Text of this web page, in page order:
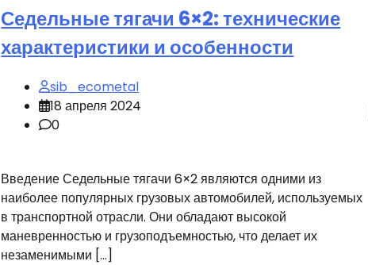
Седельные тягачи 6×2: технические
характеристики и особенности
sib_ecometal
18 апреля 2024
0
Введение Седельные тягачи 6×2 являются одними из
наиболее популярных грузовых автомобилей, используемых
в транспортной отрасли. Они обладают высокой
маневренностью и грузоподъемностью, что делает их
незаменимыми […]